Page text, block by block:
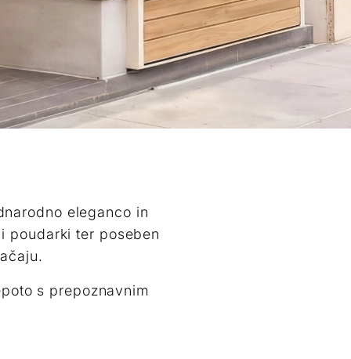
eleganco in
poudarki ter poseben
s prepoznavnim